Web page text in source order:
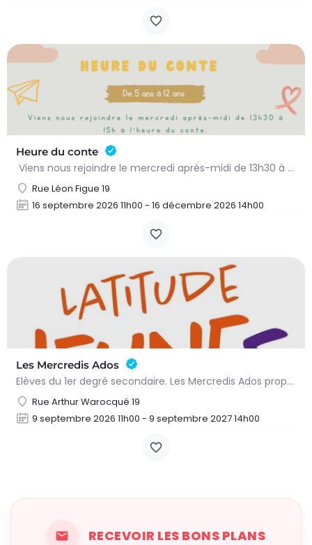
Heure du conte
Viens nous rejoindre le mercredi après-midi de 13h30 à 15h à l’heure du conte. On y lit des histoires…
Rue Léon Figue 19
16 septembre 2026 11h00 - 16 décembre 2026 14h00
Les Mercredis Ados
Elèves du 1er degré secondaire. Les Mercredis Ados proposent, aux jeunes, un accompagnement scolaire et une…
Rue Arthur Warocqué 19
9 septembre 2026 11h00 - 9 septembre 2027 14h00
RECEVOIR LES BONS PLANS